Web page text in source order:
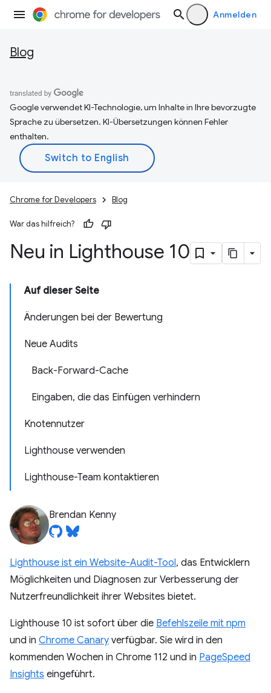
Anmelden
Blog
Google verwendet KI-Technologie, um Inhalte in Ihre bevorzugte
Sprache zu übersetzen. KI-Übersetzungen können Fehler
enthalten.
Chrome for Developers Blog
War das hilfreich?
Neu in Lighthouse 10
Auf dieser Seite
Änderungen bei der Bewertung
Neue Audits
Back-Forward-Cache
Eingaben, die das Einfügen verhindern
Knotennutzer
Lighthouse verwenden
Lighthouse-Team kontaktieren
Brendan Kenny
Lighthouse ist ein Website-Audit-Tool, das Entwicklern
Möglichkeiten und Diagnosen zur Verbesserung der
Nutzerfreundlichkeit ihrer Websites bietet.
Lighthouse 10 ist sofort über die Befehlszeile mit npm
und in Chrome Canary verfügbar. Sie wird in den
kommenden Wochen in Chrome 112 und in PageSpeed
Insights eingeführt.